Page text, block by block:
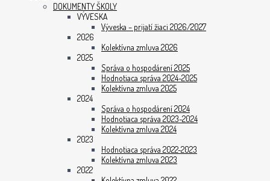
DOKUMENTY ŠKOLY
VÝVESKA
Výveska – prijatí žiaci 2026/2027
2026
Kolektívna zmluva 2026
2025
Správa o hospodárení 2025
Hodnotiaca správa 2024-2025
Kolektívna zmluva 2025
2024
Správa o hospodárení 2024
Hodnotiaca správa 2023-2024
Kolektívna zmluva 2024
2023
Hodnotiaca správa 2022-2023
Kolektívna zmluva 2023
2022